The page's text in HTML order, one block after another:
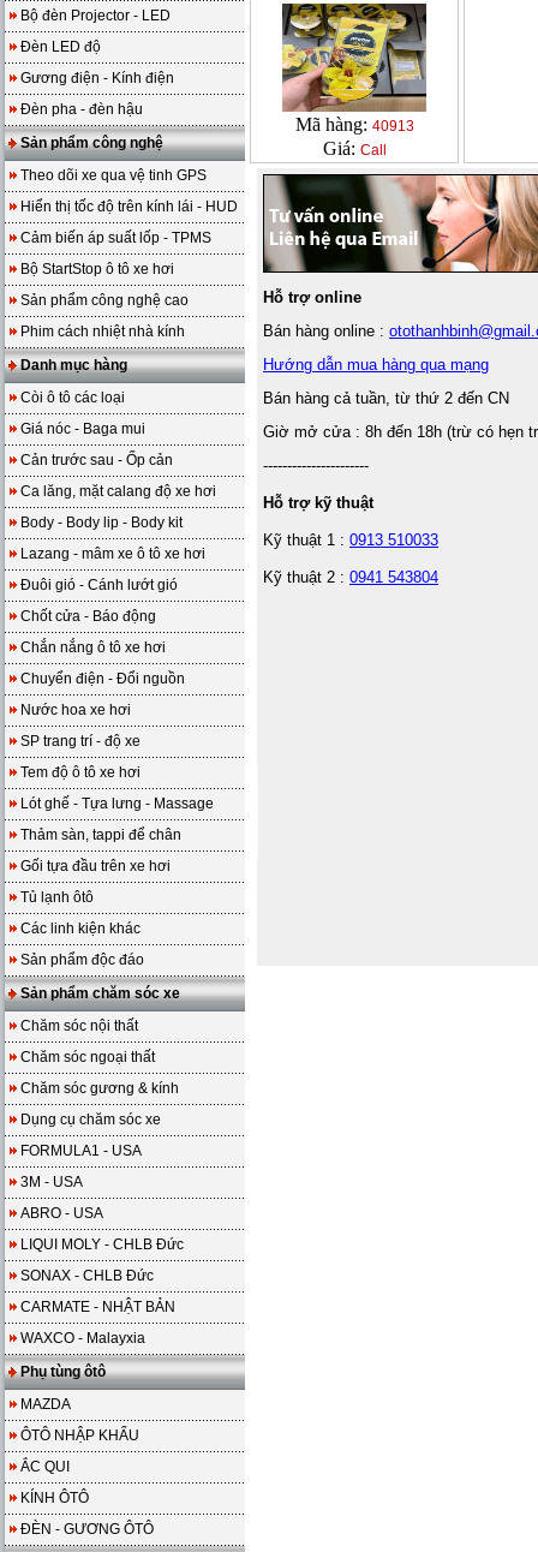
Bộ đèn Projector - LED
Đèn LED độ
Gương điện - Kính điện
Đèn pha - đèn hậu
Sản phẩm công nghệ
Theo dõi xe qua vệ tinh GPS
Hiển thị tốc độ trên kính lái - HUD
Cảm biến áp suất lốp - TPMS
Bộ StartStop ô tô xe hơi
Sản phẩm công nghệ cao
Phim cách nhiệt nhà kính
Danh mục hàng
Còi ô tô các loại
Giá nóc - Baga mui
Cản trước sau - Ốp cản
Ca lăng, mặt calang độ xe hơi
Body - Body lip - Body kit
Lazang - mâm xe ô tô xe hơi
Đuôi gió - Cánh lướt gió
Chốt cửa - Báo động
Chắn nắng ô tô xe hơi
Chuyển điện - Đổi nguồn
Nước hoa xe hơi
SP trang trí - độ xe
Tem độ ô tô xe hơi
Lót ghế - Tựa lưng - Massage
Thảm sàn, tappi để chân
Gối tựa đầu trên xe hơi
Tủ lạnh ôtô
Các linh kiện khác
Sản phẩm độc đáo
Sản phẩm chăm sóc xe
Chăm sóc nội thất
Chăm sóc ngoại thất
Chăm sóc gương & kính
Dụng cụ chăm sóc xe
FORMULA1 - USA
3M - USA
ABRO - USA
LIQUI MOLY - CHLB Đức
SONAX - CHLB Đức
CARMATE - NHẬT BẢN
WAXCO - Malayxia
Phụ tùng ôtô
MAZDA
ÔTÔ NHẬP KHẨU
ẮC QUI
KÍNH ÔTÔ
ĐÈN - GƯƠNG ÔTÔ
Mã hàng: 40913
Giá: Call
Hỗ trợ online
Bán hàng online :
Hướng dẫn mua hàng qua mạng
Bán hàng cả tuần, từ thứ 2 đến CN
Giờ mở cửa : 8h đến 18h (trừ có hẹn
----------------------
Hỗ trợ kỹ thuật
Kỹ thuật 1 : 0913 510033
Kỹ thuật 2 : 0941 543804